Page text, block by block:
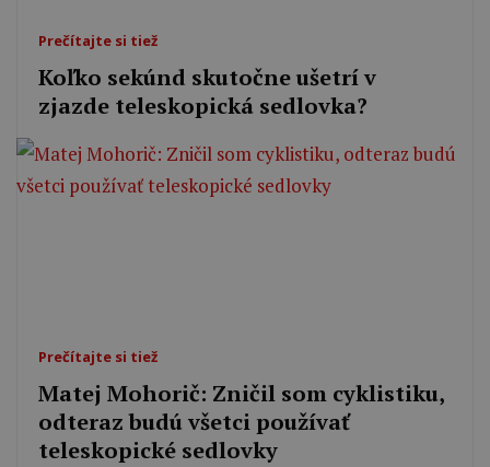
Prečítajte si tiež
Koľko sekúnd skutočne ušetrí v
zjazde teleskopická sedlovka?
Prečítajte si tiež
Matej Mohorič: Zničil som cyklistiku,
odteraz budú všetci používať
teleskopické sedlovky